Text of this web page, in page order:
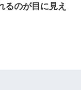
るのが目に見え